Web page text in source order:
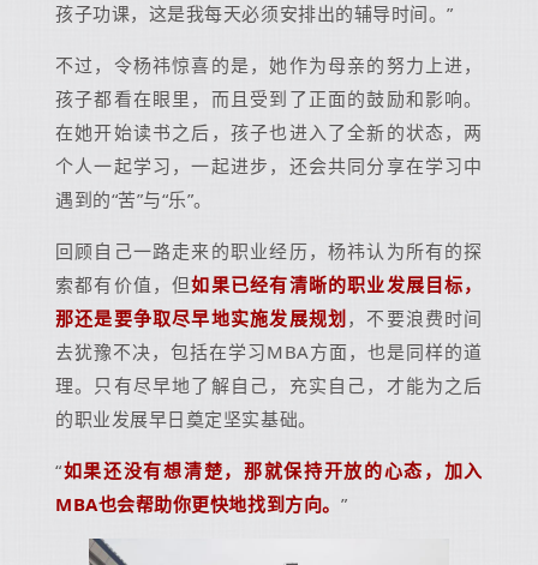
孩子功课，这是我每天必须安排出的辅导时间。”
不过，令杨祎惊喜的是，她作为母亲的努力上进，
孩子都看在眼里，而且受到了正面的鼓励和影响。
在她开始读书之后，孩子也进入了全新的状态，两
个人一起学习，一起进步，还会共同分享在学习中
遇到的“苦”与“乐”。
回顾自己一路走来的职业经历，杨祎认为所有的探
索都有价值，但如果已经有清晰的职业发展目标，
那还是要争取尽早地实施发展规划 ，不要浪费时间
去犹豫不决，包括在学习MBA方面，也是同样的道
理。只有尽早地了解自己，充实自己，才能为之后
的职业发展早日奠定坚实基础。
“如果还没有想清楚，那就保持开放的心态，加入
MBA也会帮助你更快地找到方向。 ”